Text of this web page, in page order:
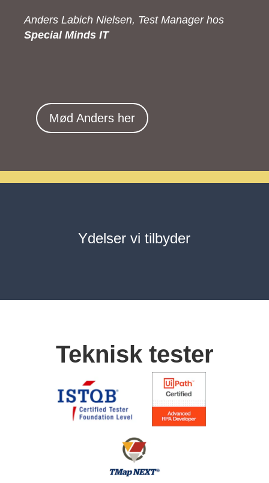
Anders Labich Nielsen, Test Manager hos
Special Minds IT
Mød Anders her
Ydelser vi tilbyder
Teknisk tester